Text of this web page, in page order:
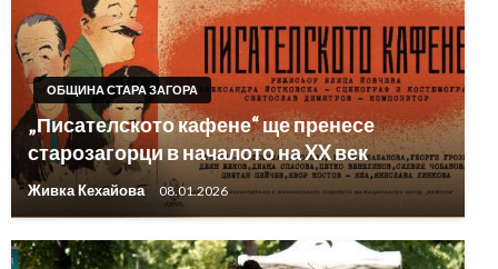
ОБЩИНА СТАРА ЗАГОРА
„Писателското кафене“ ще пренесе
старозагорци в началото на XX век
Живка Кехайова 08.01.2026